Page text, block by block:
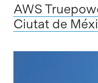
AWS
Ciutat de